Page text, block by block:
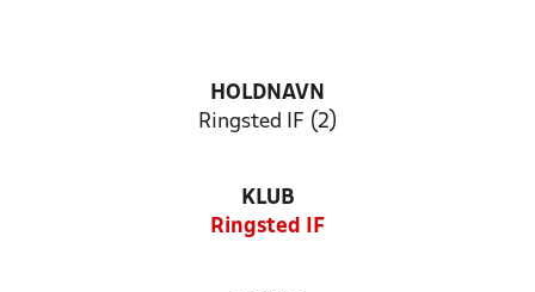
HOLDNAVN
Ringsted IF (2)
KLUB
Ringsted IF